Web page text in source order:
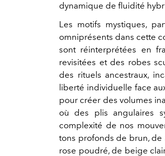
dynamique de fluidité
Les motifs mystiques,
omniprésents dans cette
sont réinterprétées en
revisitées et des robes
des rituels ancestraux,
liberté individuelle face
pour créer des volumes
où des plis angulaires
complexité de nos
tons profonds de brun,
rose poudré, de beige